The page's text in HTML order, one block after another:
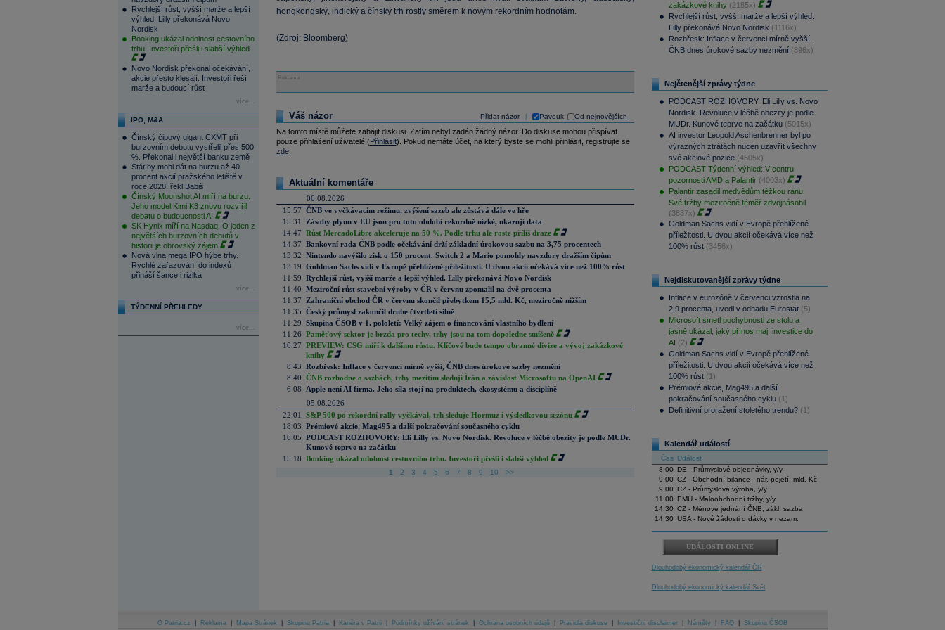
Rychlejší růst, vyšší marže a lepší
výhled. Lilly překonává Novo
Nordisk
Booking ukázal odolnost cestovního
trhu. Investoři přešli i slabší výhled
Novo Nordisk překonal očekávání,
akcie přesto klesají. Investoři řeší
marže a budoucí růst
více...
IPO, M&A
Čínský čipový gigant CXMT při
burzovním debutu vystřelil přes 500
%. Překonal i největší banku země
Stát by mohl dát na burzu až 40
procent akcií pražského letiště v
roce 2028, řekl Babiš
Čínský Moonshot AI míří na burzu.
Jeho model Kimi K3 znovu rozvířil
debatu o budoucnosti AI
SK Hynix míří na Nasdaq. O jeden z
největších burzovních debutů v
historii je obrovský zájem
Nová vlna mega IPO hýbe trhy.
Rychlé zařazování do indexů
přináší šance i rizika
více...
TÝDENNÍ PŘEHLEDY
více...
hongkongský, indický a čínský trh rostly směrem k novým rekordním hodnotám.
(Zdroj: Bloomberg)
Reklama
Přidat názor Pavouk Od nejnovějších
Váš názor
Na tomto místě můžete zahájit diskusi. Zatím nebyl zadán žádný názor. Do diskuse mohou přispívat
pouze přihlášení uživatelé (Přihlásit). Pokud nemáte účet, na který byste se mohli přihlásit, registrujte se
zde.
Aktuální komentáře
06.08.2026
15:57 ČNB ve vyčkávacím režimu, zvýšení sazeb ale zůstává dále ve hře
15:31
Zásoby plynu v EU jsou pro toto období rekordně nízké, ukazují data
14:47 Růst MercadoLibre akceleruje na 50 %. Podle trhu ale roste příliš draze
14:37 Bankovní rada ČNB podle očekávání drží základní úrokovou sazbu na 3,75 procentech
13:32 Nintendo navýšilo zisk o 150 procent. Switch 2 a Mario pomohly navzdory dražším čipům
13:19 Goldman Sachs vidí v Evropě přehlížené příležitosti. U dvou akcií očekává více než 100% růst
11:59 Rychlejší růst, vyšší marže a lepší výhled. Lilly překonává Novo Nordisk
11:40 Meziroční růst stavební výroby v ČR v červnu zpomalil na dvě procenta
11:37
Zahraniční obchod ČR v červnu skončil přebytkem 15,5 mld. Kč, meziročně nižším
11:35 Český průmysl zakončil druhé čtvrtletí silně
11:29 Skupina ČSOB v 1. pololetí: Velký zájem o financování vlastního bydlení
11:26 Paměťový sektor je brzda pro techy, trhy jsou na tom dopoledne smíšeně
10:27 PREVIEW: CSG míří k dalšímu růstu. Klíčové bude tempo obranné divize a vývoj zakázkové
knihy
8:43 Rozbřesk: Inflace v červenci mírně vyšší, ČNB dnes úrokové sazby nezmění
8:40 ČNB rozhodne o sazbách, trhy mezitím sledují Írán a závislost Microsoftu na OpenAI
6:08
Apple není AI firma. Jeho síla stojí na produktech, ekosystému a disciplíně
05.08.2026
22:01
S&P 500 po rekordní rally vyčkával, trh sleduje Hormuz i výsledkovou sezónu
18:03 Prémiové akcie, Mag495 a další pokračování současného cyklu
16:05 PODCAST ROZHOVORY: Eli Lilly vs. Novo Nordisk. Revoluce v léčbě obezity je podle MUDr.
Kunové teprve na začátku
15:18 Booking ukázal odolnost cestovního trhu. Investoři přešli i slabší výhled
1 2 3 4 5 6 7 8 9 10 >>
zakázkové knihy (2185x)
Rychlejší růst, vyšší marže a lepší výhled.
Lilly překonává Novo Nordisk (1116x)
Rozbřesk: Inflace v červenci mírně vyšší,
ČNB dnes úrokové sazby nezmění (896x)
Nejčtenější zprávy týdne
PODCAST ROZHOVORY: Eli Lilly vs. Novo
Nordisk. Revoluce v léčbě obezity je podle
MUDr. Kunové teprve na začátku (5015x)
AI investor Leopold Aschenbrenner byl po
výrazných ztrátách nucen uzavřít všechny
své akciové pozice (4505x)
PODCAST Týdenní výhled: V centru
pozornosti AMD a Palantir (4003x)
Palantir zasadil medvědům těžkou ránu.
Své tržby meziročně téměř zdvojnásobil
(3837x)
Goldman Sachs vidí v Evropě přehlížené
příležitosti. U dvou akcií očekává více než
100% růst (3456x)
Nejdiskutovanější zprávy týdne
Inflace v eurozóně v červenci vzrostla na
2,9 procenta, uvedl v odhadu Eurostat (5)
Microsoft smetl pochybnosti ze stolu a
jasně ukázal, jaký přínos mají investice do
AI (2)
Goldman Sachs vidí v Evropě přehlížené
příležitosti. U dvou akcií očekává více než
100% růst (1)
Prémiové akcie, Mag495 a další
pokračování současného cyklu (1)
Definitivní proražení stoletého trendu? (1)
Kalendář událostí
Čas Událost
8:00
DE - Průmyslové objednávky, y/y
9:00 CZ - Obchodní bilance - nár. pojetí, mld. Kč
9:00 CZ - Průmyslová výroba, y/y
11:00
EMU - Maloobchodní tržby, y/y
14:30 CZ - Měnové jednání ČNB, zákl. sazba
14:30 USA - Nové žádosti o dávky v nezam.
UDÁLOSTI ONLINE
Dlouhodobý ekonomický kalendář ČR
Dlouhodobý ekonomický kalendář Svět
O Patria.cz Reklama Mapa Stránek Skupina Patria Kariéra v Patrii Podmínky užívání stránek Ochrana osobních údajů Pravidla diskuse Investiční disclaimer Náměty FAQ Skupina ČSOB